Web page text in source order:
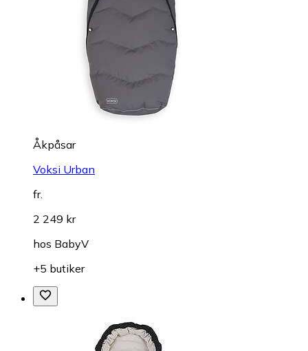
Åkpåsar
Voksi Urban
fr.
2 249 kr
hos BabyV
+5 butiker